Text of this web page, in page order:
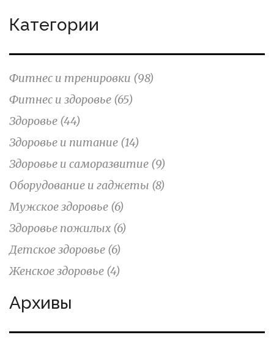
Категории
Фитнес и тренировки (98)
Фитнес и здоровье (65)
Здоровье (44)
Здоровье и питание (14)
Здоровье и саморазвитие (9)
Оборудование и гаджеты (8)
Мужское здоровье (6)
Здоровье пожилых (6)
Детское здоровье (6)
Женское здоровье (4)
Архивы